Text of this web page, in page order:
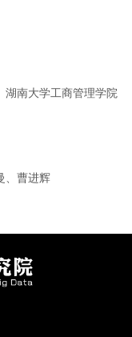
南大学工商管理学院
曹进辉